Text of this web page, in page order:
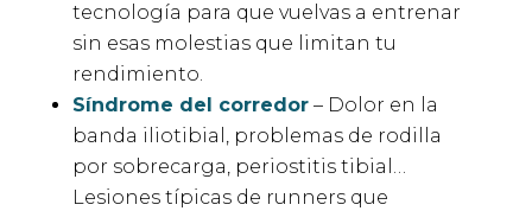
tecnología para que vuelvas a entrenar
sin esas molestias que limitan tu
rendimiento.
Síndrome del corredor– Dolor en la
banda iliotibial, problemas de rodilla
por sobrecarga, periostitis tibial…
Lesiones típicas de runners que